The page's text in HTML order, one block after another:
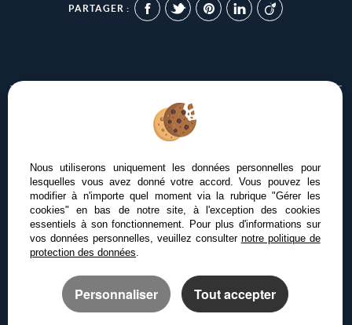
PARTAGER :
Afin de vous offrir un confort de lecture permanent, depuis
s’adapte automatiquement aux différents types d'écrans
Logiciel de transaction
Site internet immobilier
Nous utiliserons uniquement les données personnelles pour
lesquelles vous avez donné votre accord. Vous pouvez les
modifier à n'importe quel moment via la rubrique "Gérer les
cookies" en bas de notre site, à l'exception des cookies
essentiels à son fonctionnement. Pour plus d'informations sur
vos données personnelles, veuillez consulter notre politique de
protection des données.
Personnaliser Tout accepter